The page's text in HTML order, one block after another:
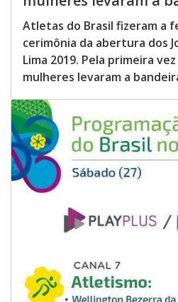
Atletas do Brasil fizeram a
cerimônia da abertura dos
Lima 2019. Pela primeira
mulheres levaram a